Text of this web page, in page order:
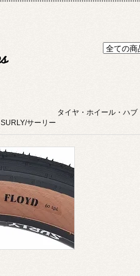
・ホイール・ハブ
SURLY/サーリー